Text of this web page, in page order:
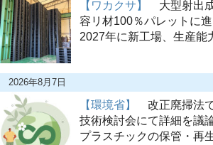
【ワカクサ】
大型射出
容リ材100％パレットに
2027年に新工場、生産能
2026年8月7日
【環境省】
改正廃掃法
技術検討会にて詳細を議
プラスチックの保管・再